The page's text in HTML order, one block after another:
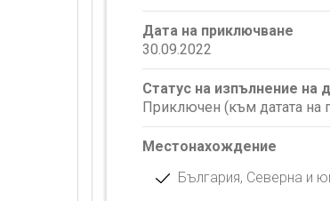
Дата на приключване
30.09.2022
Статус на изпълнение на
Приключен (към датата на
Местонахождение
България, Северна и